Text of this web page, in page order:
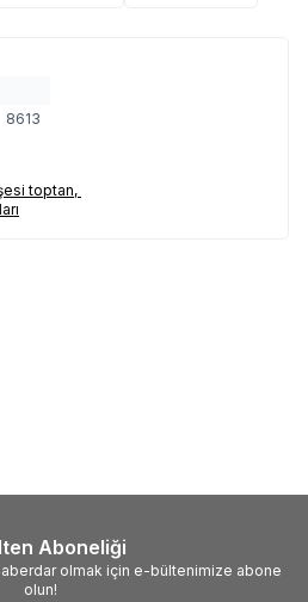
8613
toptan,
Aboneliği
olmak için e-bültenimize abone
olun!